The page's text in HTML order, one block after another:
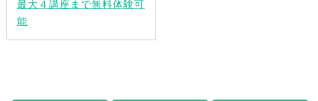
最大４講座まで無料体験可
能